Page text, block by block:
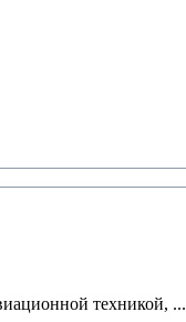
техникой, ...